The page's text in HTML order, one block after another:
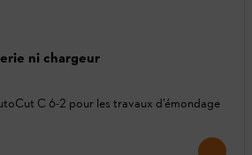
ni chargeur
C 6-2 pour les travaux d’émondage